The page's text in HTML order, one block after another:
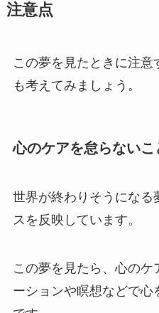
注意点
この夢を見たときに注意
も考えてみましょう。
心のケアを怠らないこ
世界が終わりそうになる
スを反映しています。
この夢を見たら、心の
ーションや瞑想などで